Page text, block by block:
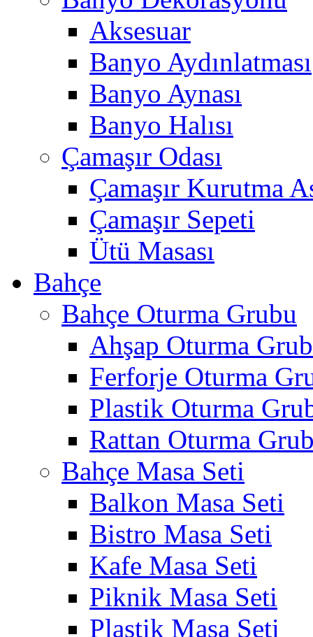
Aksesuar
Banyo Aydınlatması
Banyo Aynası
Banyo Halısı
Çamaşır Odası
Çamaşır Kurutma
Çamaşır Sepeti
Ütü Masası
Bahçe
Bahçe Oturma Grubu
Ahşap Oturma
Ferforje Oturma
Plastik Oturma
Rattan Oturma
Bahçe Masa Seti
Balkon Masa Seti
Bistro Masa Seti
Kafe Masa Seti
Piknik Masa Seti
Plastik Masa Seti